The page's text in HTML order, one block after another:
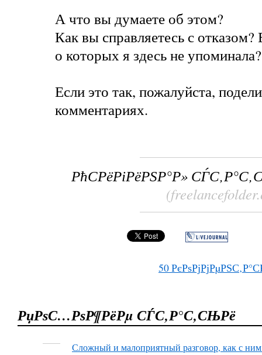
А что вы думаете об этом?
Как вы справляетесь с
о которых я здесь не
Если это так, пожалуйста,
комментариях.
РћСРёРіРёРЅР°Р»
50
РџРѕС…РѕР¶РёРµ СЃС‚Р°С‚СЊРё
Сложный и малоприятный разговор, как с ним